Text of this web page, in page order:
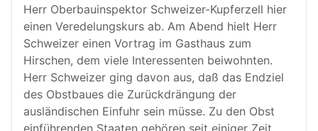
Herr Oberbauinspektor Schweizer-Kupferzell hier
einen Veredelungskurs ab. Am Abend hielt Herr
Schweizer einen Vortrag im Gasthaus zum
Hirschen, dem viele Interessenten beiwohnten.
Herr Schweizer ging davon aus, daß das Endziel
des Obstbaues die Zurückdrängung der
ausländischen Einfuhr sein müsse. Zu den Obst
einführenden Staaten gehören seit einiger Zeit